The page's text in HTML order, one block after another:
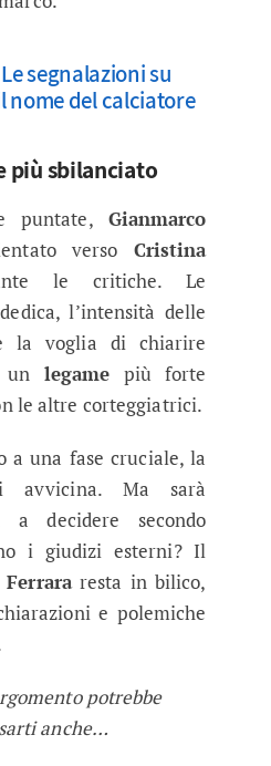
Le segnalazioni su
nome del calciatore
più sbilanciato
puntate, Gianmarco
verso Cristina
le critiche. Le
l’intensità delle
la voglia di chiarire
un legame più forte
le altre corteggiatrici.
a una fase cruciale, la
avvicina. Ma sarà
a decidere secondo
i giudizi esterni? Il
resta in bilico,
e polemiche
potrebbe
anche…